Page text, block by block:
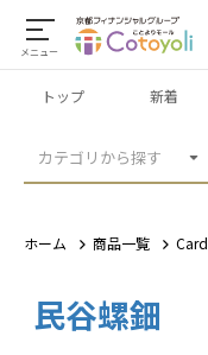
メニュー
カテゴリから探す
トップ 新着
ホーム 商品一覧
民谷螺鈿